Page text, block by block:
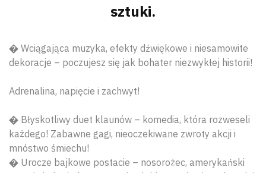
sztuki.
� Wciągająca muzyka, efekty dźwiękowe i niesamowite
dekoracje – poczujesz się jak bohater niezwykłej historii!
Adrenalina, napięcie i zachwyt!
� Błyskotliwy duet klaunów – komedia, która rozweseli
każdego! Zabawne gagi, nieoczekiwane zwroty akcji i
mnóstwo śmiechu!
� Urocze bajkowe postacie – nosorożec, amerykański